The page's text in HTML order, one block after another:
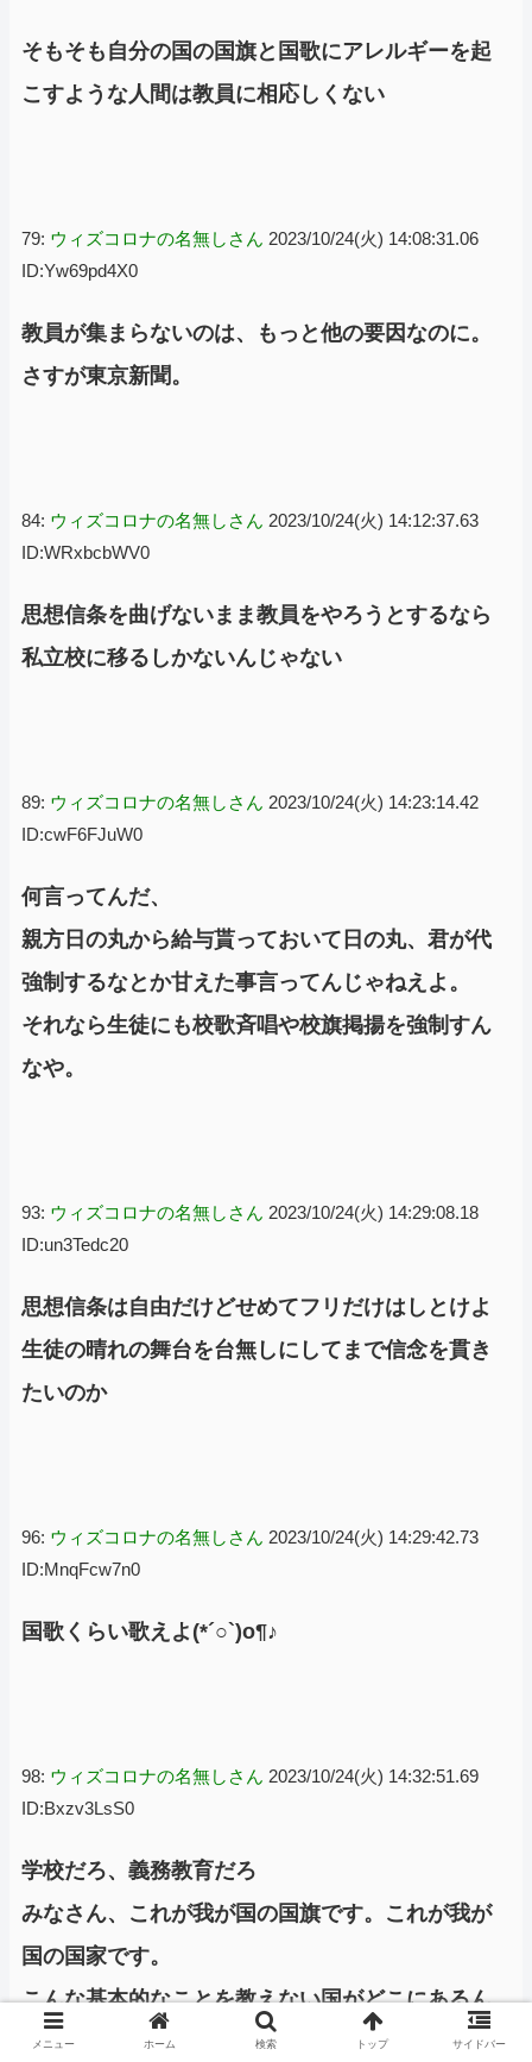
そもそも自分の国の国旗と国歌にアレルギーを起
こすような人間は教員に相応しくない
79: ウィズコロナの名無しさん 2023/10/24(火) 14:08:31.06
ID:Yw69pd4X0
教員が集まらないのは、もっと他の要因なのに。
さすが東京新聞。
84: ウィズコロナの名無しさん 2023/10/24(火) 14:12:37.63
ID:WRxbcbWV0
思想信条を曲げないまま教員をやろうとするなら
私立校に移るしかないんじゃない
89: ウィズコロナの名無しさん 2023/10/24(火) 14:23:14.42
ID:cwF6FJuW0
何言ってんだ、
親方日の丸から給与貰っておいて日の丸、君が代
強制するなとか甘えた事言ってんじゃねえよ。
それなら生徒にも校歌斉唱や校旗掲揚を強制すん
なや。
93: ウィズコロナの名無しさん 2023/10/24(火) 14:29:08.18
ID:un3Tedc20
思想信条は自由だけどせめてフリだけはしとけよ
生徒の晴れの舞台を台無しにしてまで信念を貫き
たいのか
96: ウィズコロナの名無しさん 2023/10/24(火) 14:29:42.73
ID:MnqFcw7n0
国歌くらい歌えよ(*´○`)o¶♪
98: ウィズコロナの名無しさん 2023/10/24(火) 14:32:51.69
ID:Bxzv3LsS0
学校だろ、義務教育だろ
みなさん、これが我が国の国旗です。これが我が
国の国家です。
こんな基本的なことを教えない国がどこにあるん
だ？それが気に入らないと反対するなら
メニュー ホーム 検索 トップ サイドバー